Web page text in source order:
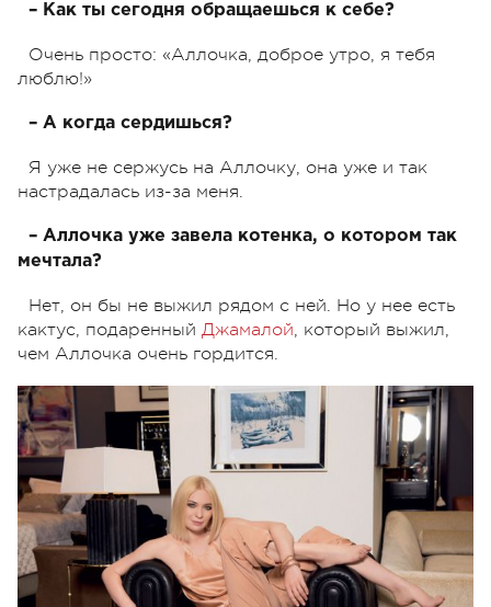
– Как ты сегодня обращаешься к себе?
Очень просто: «Аллочка, доброе утро, я тебя
люблю!»
– А когда сердишься?
Я уже не сержусь на Аллочку, она уже и так
настрадалась из-за меня.
– Аллочка уже завела котенка, о котором так
мечтала?
Нет, он бы не выжил рядом с ней. Но у нее есть
кактус, подаренный Джамалой, который выжил,
чем Аллочка очень гордится.